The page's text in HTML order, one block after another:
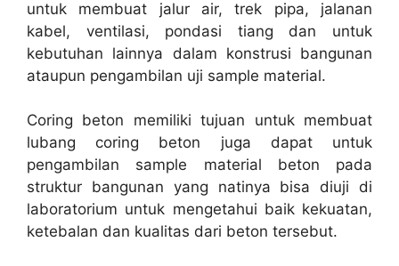
untuk membuat jalur air, trek pipa, jalanan
kabel, ventilasi, pondasi tiang dan untuk
kebutuhan lainnya dalam konstrusi bangunan
ataupun pengambilan uji sample material.
Coring beton memiliki tujuan untuk membuat
lubang coring beton juga dapat untuk
pengambilan sample material beton pada
struktur bangunan yang natinya bisa diuji di
laboratorium untuk mengetahui baik kekuatan,
ketebalan dan kualitas dari beton tersebut.